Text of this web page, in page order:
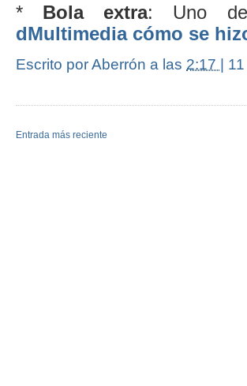
* Bola extra: Uno
dMultimedia cómo se
Escrito por Aberrón a las 2:17 |
Entrada más reciente